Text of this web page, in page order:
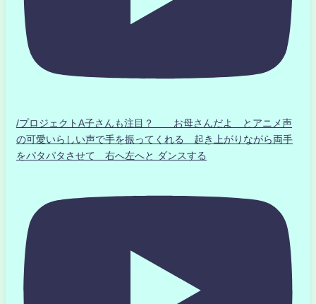
/プロジェクトA子さんも注目？ お母さんだよ とアニメ声
の可愛いらしい声で手を振ってくれる 起き上がりながら両手
をパタパタさせて 右へ左へと ダンスする